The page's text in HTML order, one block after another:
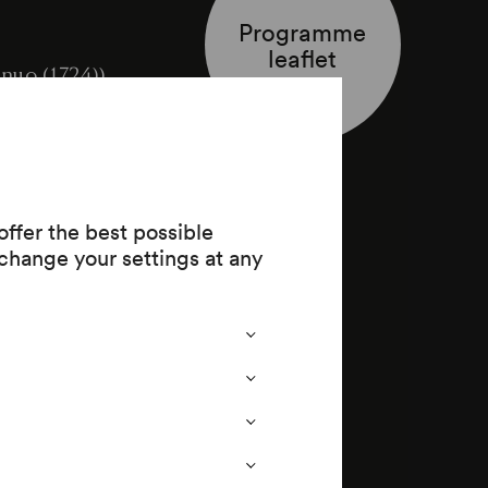
the best possible
your settings at any
(1724))
Programme
leaflet